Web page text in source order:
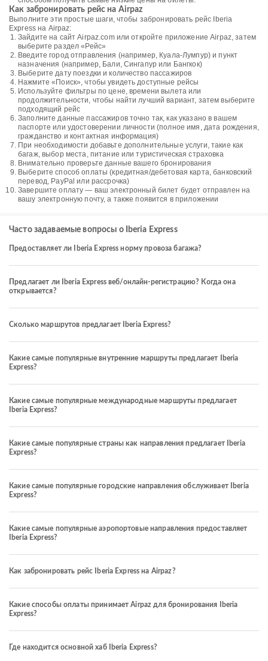
Как забронировать рейс на Airpaz
Выполните эти простые шаги, чтобы забронировать рейс Iberia
Express на Airpaz:
Зайдите на сайт Airpaz.com или откройте приложение Airpaz, затем
выберите раздел «Рейс»
Введите город отправления (например, Куала-Лумпур) и пункт
назначения (например, Бали, Сингапур или Бангкок)
Выберите дату поездки и количество пассажиров
Нажмите «Поиск», чтобы увидеть доступные рейсы
Используйте фильтры по цене, времени вылета или
продолжительности, чтобы найти лучший вариант, затем выберите
подходящий рейс
Заполните данные пассажиров точно так, как указано в вашем
паспорте или удостоверении личности (полное имя, дата рождения,
гражданство и контактная информация)
При необходимости добавьте дополнительные услуги, такие как
багаж, выбор места, питание или туристическая страховка
Внимательно проверьте данные вашего бронирования
Выберите способ оплаты (кредитная/дебетовая карта, банковский
перевод, PayPal или рассрочка)
Завершите оплату — ваш электронный билет будет отправлен на
вашу электронную почту, а также появится в приложении
Часто задаваемые вопросы о Iberia Express
Предоставляет ли Iberia Express норму провоза багажа?
Предлагает ли Iberia Express веб/онлайн-регистрацию? Когда она
открывается?
Сколько маршрутов предлагает Iberia Express?
Какие самые популярные внутренние маршруты предлагает Iberia
Express?
Какие самые популярные международные маршруты предлагает
Iberia Express?
Какие самые популярные страны как направления предлагает Iberia
Express?
Какие самые популярные городские направления обслуживает Iberia
Express?
Какие самые популярные аэропортовые направления предоставляет
Iberia Express?
Как забронировать рейс Iberia Express на Airpaz?
Какие способы оплаты принимает Airpaz для бронирования Iberia
Express?
Где находится основной хаб Iberia Express?